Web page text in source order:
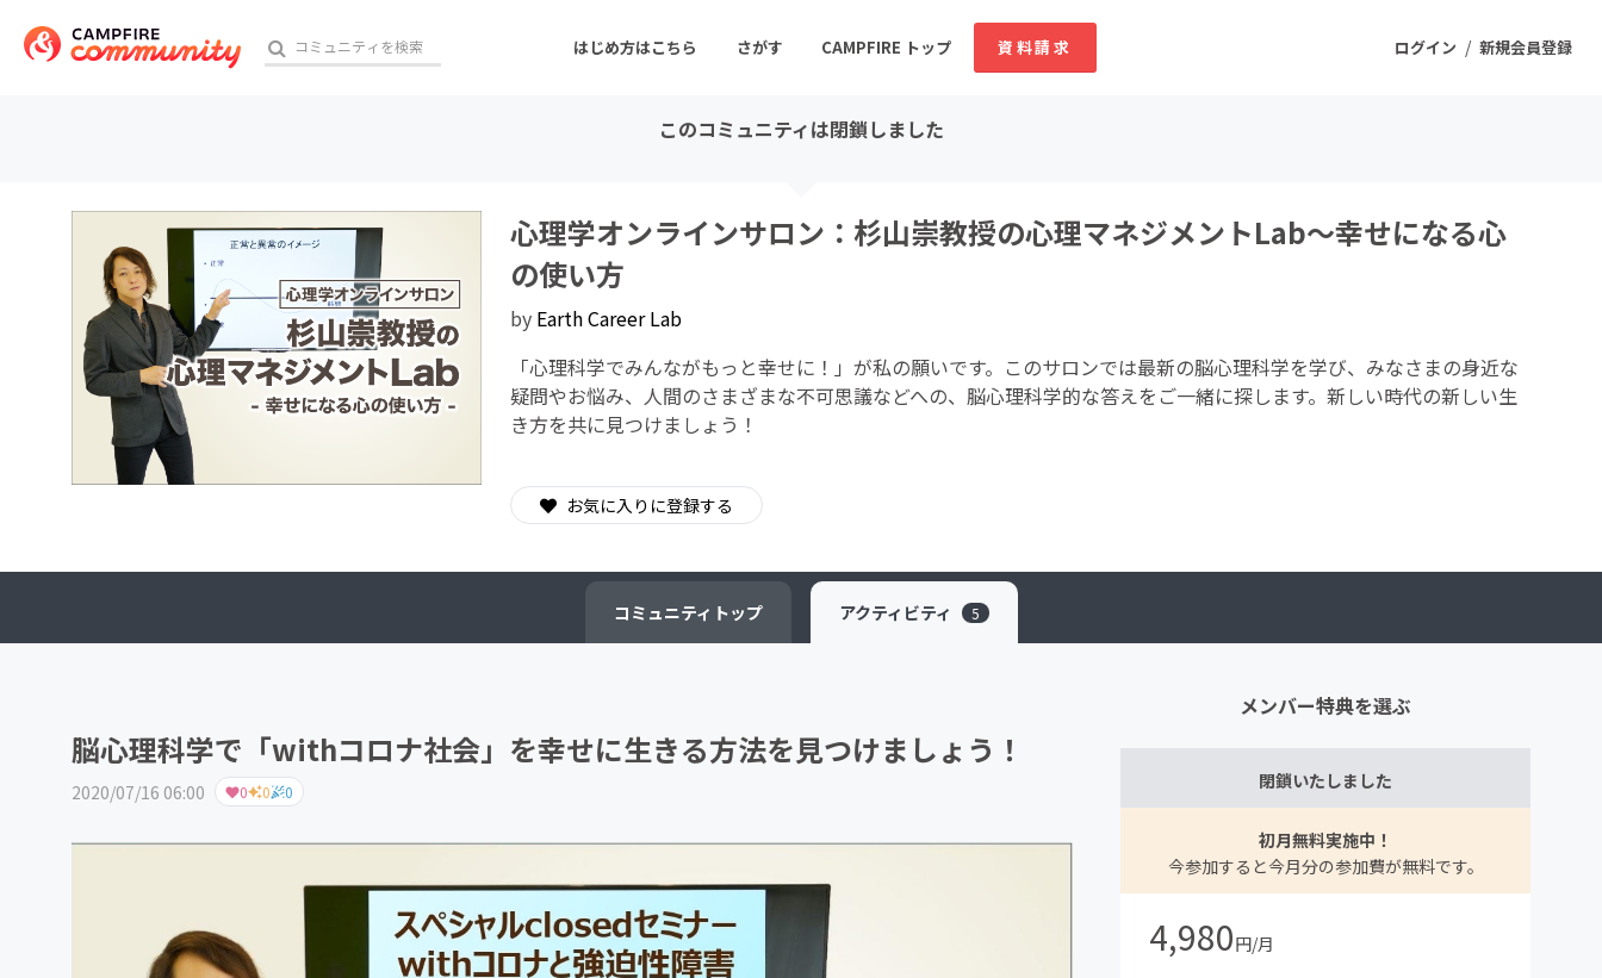
ログイン / 新規会員登録
はじめ方はこちら さがす CAMPFIRE トップ 資料請求
おすすめのコミュニティ
アート・写真 音楽
テクノロジー・ガジェット
映像・映画
書籍・雑誌出版 アニメ・漫画
スポーツ
ソーシャルグッド
チャレンジ
CAMPFIRE for Social Good CAMPFIRE Creation
このコミュニティは閉鎖しました
心理学オンラインサロン：杉山崇教授の心理マネジメントLab〜幸せになる心
の使い方
by Earth Career Lab
「心理科学でみんながもっと幸せに！」が私の願いです。このサロンでは最新の脳心理科学を学び、みなさまの身近な
疑問やお悩み、人間のさまざまな不可思議などへの、脳心理科学的な答えをご一緒に探します。新しい時代の新しい生
き方を共に見つけましょう！
お気に入りに登録する
コミュニティ トップ アクティビティ 5
脳心理科学で「withコロナ社会」を幸せに生きる方法を見つけましょう！
2020/07/16 06:00 0 0 0
メンバー特典を選ぶ
閉鎖いたしました
初月無料実施中！
今参加すると今月分の参加費が無料です。
4,980円/月